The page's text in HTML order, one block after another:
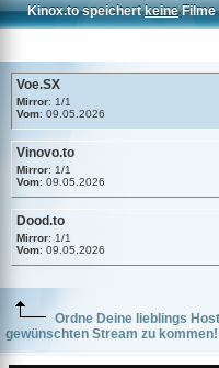
Kinox.to speichertkeineFilme
Voe.SX
Mirror: 1/1
Vom: 09.05.2026
Vinovo.to
Mirror: 1/1
Vom: 09.05.2026
Dood.to
Mirror: 1/1
Vom: 09.05.2026
Ordne Deine lieblings
gewünschten Stream zu kommen!